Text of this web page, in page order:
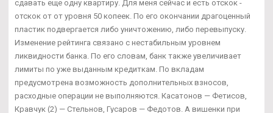
сдавать еще одну квартиру. Для меня сейчас и есть отскок -
отскок от от уровня 50 копеек. По его окончании драгоценный
пластик подвергается либо уничтожению, либо перевыпуску.
Изменение рейтинга связано с нестабильным уровнем
ликвидности банка. По его словам, банк также увеличивает
лимиты по уже выданным кредиткам. По вкладам
предусмотрена возможность дополнительных взносов,
расходные операции не выполняются. Касатонов — Фетисов,
Кравчук (2) — Стельнов, Гусаров — Федотов. А вишенки при